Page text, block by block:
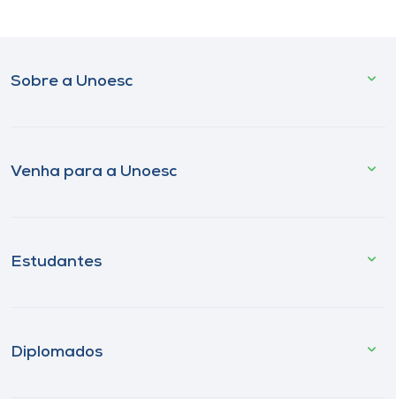
Sobre a Unoesc
Venha para a Unoesc
Estudantes
Diplomados